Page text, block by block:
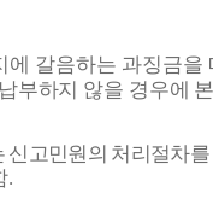
에 갈음하는 과징금
부하지 않을 경우에
고민원의 처리절차
.